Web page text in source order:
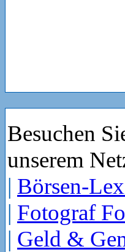
Besuchen
unserem
| Börsen-
| Fotograf
| Geld &